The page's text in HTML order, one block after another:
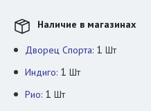
Наличие в магазинах
Дворец Спорта: 1 Шт
Индиго: 1 Шт
Рио: 1 Шт